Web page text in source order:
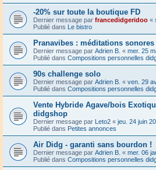
-20% sur toute la boutique FD
Dernier message par francedidgeridoo «
Publié dans Le bistro
Pranavibes : méditations sonores
Dernier message par Adrien B. « mer. 25
Publié dans Compositions personnelles
90s challenge solo
Dernier message par Adrien B. « ven. 29
Publié dans Compositions personnelles
Vente Hybride Agave/bois
didgshop
Dernier message par Leto2 « jeu. 24 juin
Publié dans Petites annonces
Air Didg - garanti sans bourdon !
Dernier message par Adrien B. « mer. 06
Publié dans Compositions personnelles